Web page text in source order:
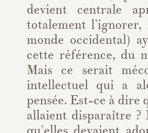
devient centrale
totalement
monde occidental)
cette référence, du
Mais ce serait
intellectuel qui a
pensée. Est-ce à
allaient disparaître ?